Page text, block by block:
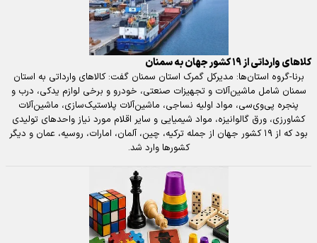
کلاهای وارداتی از ۱۹ کشور جهان به سمنان
برنا-گروه استان‌ها: مدیرکل گمرک استان سمنان گفت: کالاهای وارداتی به استان
سمنان شامل ماشین‌آلات و تجهیزات صنعتی، خودرو و برخی لوازم یدکی، درب و
پنجره پی‌وی‌سی، مواد اولیه نساجی، ماشین‌آلات پلاستیک‌سازی، ماشین‌آلات
کشاورزی، ورق گالوانیزه، مواد شیمیایی و سایر اقلام مورد نیاز واحدهای تولیدی
بود که از ۱۹ کشور جهان از جمله ترکیه، چین، آلمان، امارات، روسیه، عمان و دیگر
کشورها وارد شد.